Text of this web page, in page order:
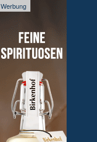
Werbung